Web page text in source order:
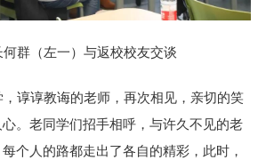
群（左一）与返校校友交谈
谆谆教诲的老师，再次相见，亲切的笑
。老同学们招手相呼，与许久不见的老
个人的路都走出了各自的精彩，此时，